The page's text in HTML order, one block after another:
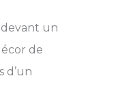
devant un
de
d’un